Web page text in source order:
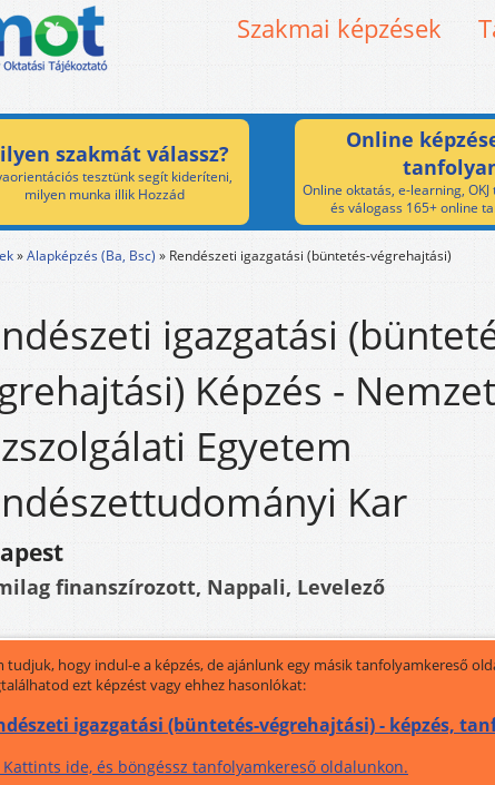
Szakmai képzések
szakmát válassz?
tesztünk segít kideríteni,
milyen munka illik Hozzád
Online
Online oktatás, e-learning,
és válogass 165+ online
»Alapképzés (Ba, Bsc) » Rendészeti igazgatási (büntetés-végrehajtási)
igazgatási
Képzés -
Egyetem
Kar
finanszírozott, Nappali, Levelező
tudjuk, hogy indul-e a képzés, de ajánlunk egy másik tanfolyamkereső
ezt képzést vagy ehhez hasonlókat:
igazgatási (büntetés-végrehajtási) - képzés,
Kattints ide, és böngéssz tanfolyamkereső oldalunkon.